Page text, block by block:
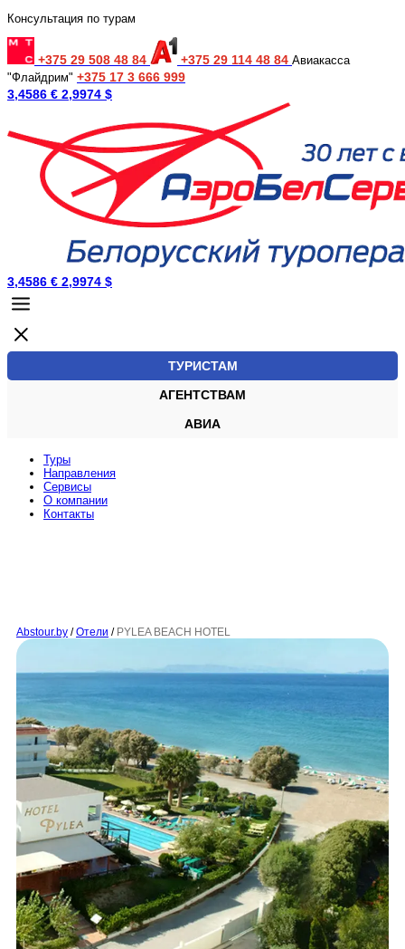
Консультация по турам
+375 29 508 48 84 +375 29 114 48 84 Авиакасса
"Флайдрим" +375 17 3 666 999
3,4586 € 2,9974 $
3,4586 € 2,9974 $
ТУРИСТАМ
АГЕНТСТВАМ
АВИА
Туры
Направления
Сервисы
O компании
Контакты
Abstour.by / Отели / PYLEA BEACH HOTEL